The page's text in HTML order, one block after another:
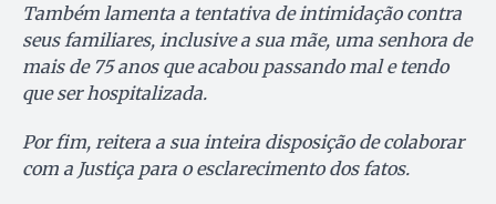
Também lamenta a tentativa de intimidação contra
seus familiares, inclusive a sua mãe, uma senhora de
mais de 75 anos que acabou passando mal e tendo
que ser hospitalizada.
Por fim, reitera a sua inteira disposição de colaborar
com a Justiça para o esclarecimento dos fatos.